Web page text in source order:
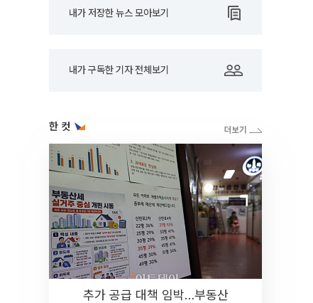
내가 저장한 뉴스 모아보기
내가 구독한 기자 전체보기
한 컷
추가 공급 대책 임박…부동산